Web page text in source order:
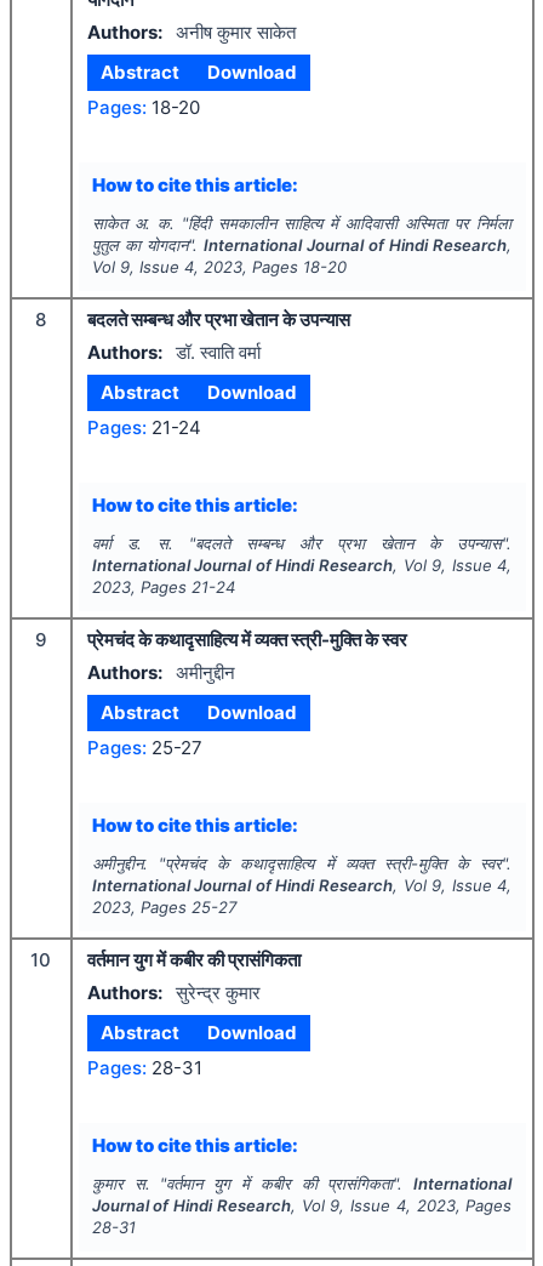
Authors: अनीष कुमार साकेत
Abstract
Download
Pages: 18-20
How to cite this article:
साकेत अ. क. "हिंदी समकालीन साहित्य में आदिवासी अस्मिता पर निर्मला
पुतुल का योगदान". International Journal of Hindi Research,
Vol 9, Issue 4, 2023, Pages 18-20
8
बदलते सम्बन्ध और प्रभा खेतान के उपन्यास
Authors: डॉ. स्वाति वर्मा
Abstract
Download
Pages: 21-24
How to cite this article:
वर्मा ड. स. "बदलते सम्बन्ध और प्रभा खेतान के उपन्यास".
International Journal of Hindi Research, Vol 9, Issue4,
2023, Pages 21-24
9
प्रेमचंद के कथादृसाहित्य में व्यक्त स्त्री-मुक्ति के स्वर
Authors: अमीनुद्दीन
Abstract
Download
Pages: 25-27
How to cite this article:
अमीनुद्दीन. "प्रेमचंद के कथादृसाहित्य में व्यक्त स्त्री-मुक्ति के स्वर".
International Journal of Hindi Research, Vol 9, Issue4,
2023, Pages 25-27
10
वर्तमान युग में कबीर की प्रासंगिकता
Authors: सुरेन्द्र कुमार
Abstract
Download
Pages: 28-31
How to cite this article:
कुमार स. "वर्तमान युग में कबीर की प्रासंगिकता".International
Journal of Hindi Research, Vol 9, Issue 4, 2023, Pages
28-31